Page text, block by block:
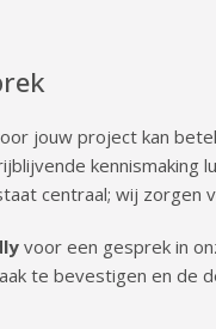
jouw project kan
kennismaking
centraal; wij zorgen
voor een gesprek in
te bevestigen en de